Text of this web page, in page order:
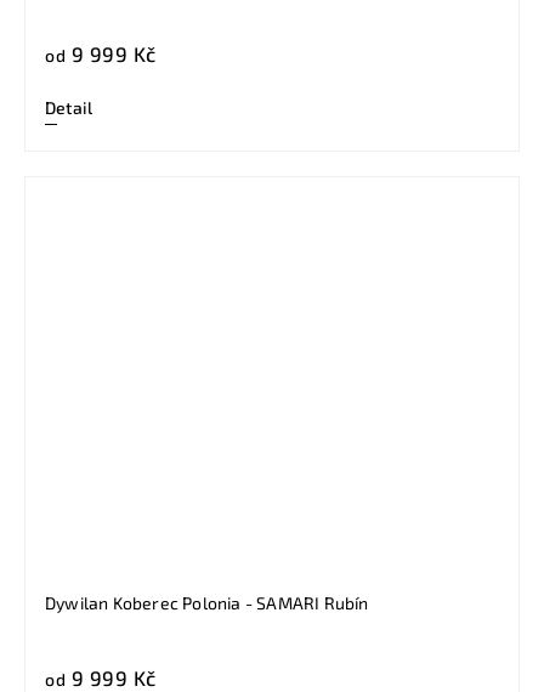
od 9 999 Kč
Detail
Dywilan Koberec Polonia - SAMARI Rubín
od 9 999 Kč